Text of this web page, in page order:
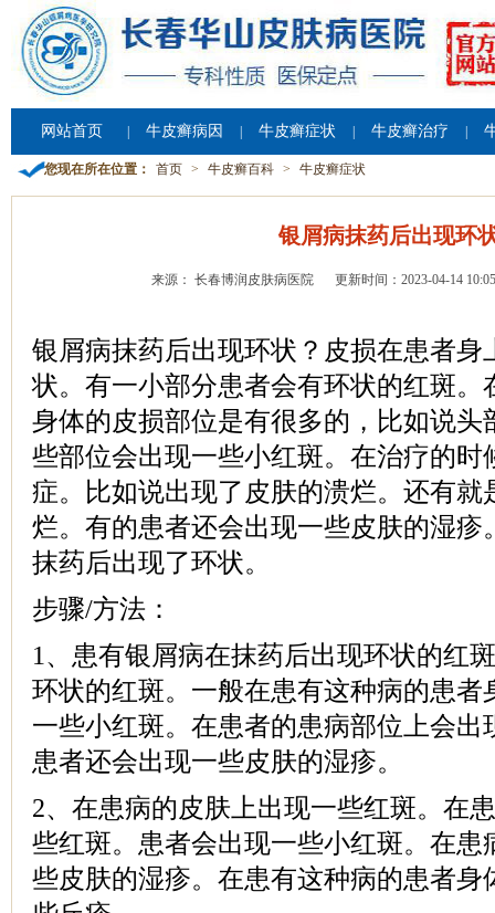
网站首页 牛皮癣病因 牛皮癣症状 牛皮癣治疗
您现在所在位置： 首页 > 牛皮癣百科 > 牛皮癣症状
银屑病抹药后出现环
来源： 长春博润皮肤病医院 更新时间：2023-04-14
银屑病抹药后出现环状？皮损在患者身
状。有一小部分患者会有环状的红斑。
身体的皮损部位是有很多的，比如说头
些部位会出现一些小红斑。在治疗的时
症。比如说出现了皮肤的溃烂。还有就
烂。有的患者还会出现一些皮肤的湿疹
抹药后出现了环状。
步骤/方法：
1、患有银屑病在抹药后出现环状的红
环状的红斑。一般在患有这种病的患者
一些小红斑。在患者的患病部位上会出
患者还会出现一些皮肤的湿疹。
2、在患病的皮肤上出现一些红斑。在
些红斑。患者会出现一些小红斑。在患
些皮肤的湿疹。在患有这种病的患者身